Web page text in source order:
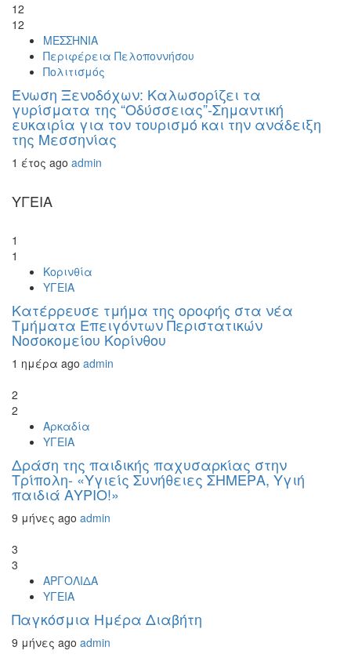
12
12
ΜΕΣΣΗΝΙΑ
Περιφέρεια Πελοποννήσου
Πολιτισμός
Ένωση Ξενοδόχων: Καλωσορίζει τα
γυρίσματα της “Οδύσσειας”-Σημαντική
ευκαιρία για τον τουρισμό και την ανάδειξη
της Μεσσηνίας
1 έτος ago admin
ΥΓΕΙΑ
1
1
Κορινθία
ΥΓΕΙΑ
Kατέρρευσε τμήμα της οροφής στα νέα
Τμήματα Επειγόντων Περιστατικών
Νοσοκομείου Κορίνθου
1 ημέρα ago admin
2
2
Αρκαδία
ΥΓΕΙΑ
Δράση της παιδικής παχυσαρκίας στην
Τρίπολη- «Υγιείς Συνήθειες ΣΗΜΕΡΑ, Υγιή
παιδιά ΑΥΡΙΟ!»
9 μήνες ago admin
3
3
ΑΡΓΟΛΙΔΑ
ΥΓΕΙΑ
Παγκόσμια Ημέρα Διαβήτη
9 μήνες ago admin